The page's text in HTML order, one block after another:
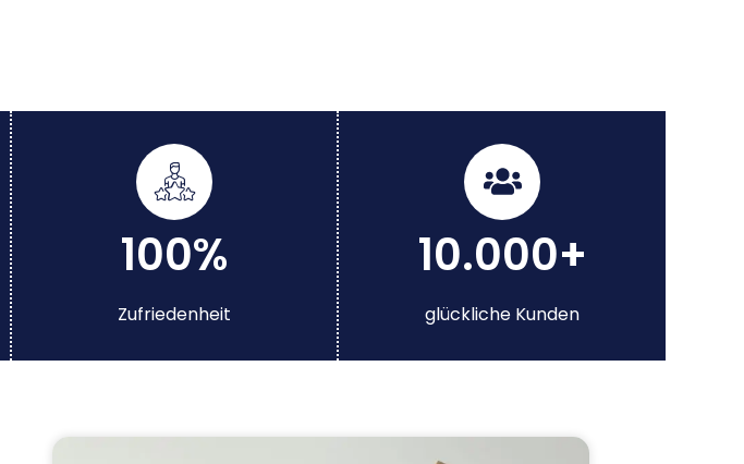
100%
Zufriedenheit
10.000+
glückliche Kunden